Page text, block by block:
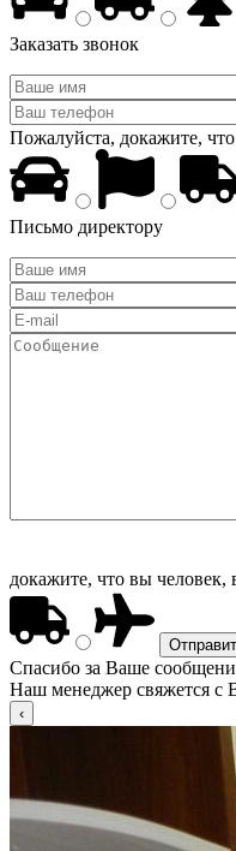
Заказать звонок
Пожалуйста, докажите,
Письмо директору
докажите, что вы человек,
Спасибо за Ваше
Наш менеджер свяжется с